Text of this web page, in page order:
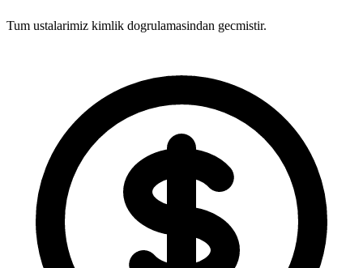
Tum ustalarimiz kimlik dogrulamasindan gecmistir.